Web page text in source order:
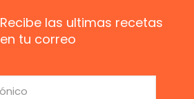
Recibe las ultimas recetas
en tu correo